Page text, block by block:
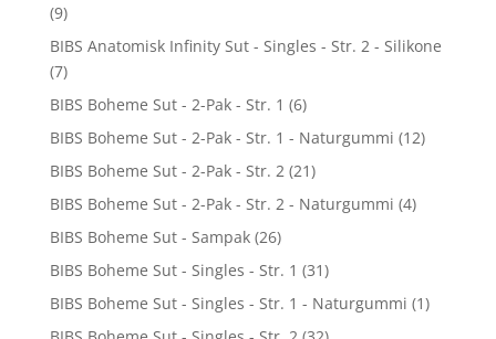
(9)
BIBS Anatomisk Infinity Sut - Singles - Str. 2 - Silikone
(7)
BIBS Boheme Sut - 2-Pak - Str. 1 (6)
BIBS Boheme Sut - 2-Pak - Str. 1 - Naturgummi (12)
BIBS Boheme Sut - 2-Pak - Str. 2 (21)
BIBS Boheme Sut - 2-Pak - Str. 2 - Naturgummi (4)
BIBS Boheme Sut - Sampak (26)
BIBS Boheme Sut - Singles - Str. 1 (31)
BIBS Boheme Sut - Singles - Str. 1 - Naturgummi (1)